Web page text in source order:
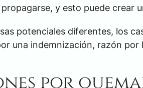
y esto puede crear
potenciales diferentes, los
una indemnización, razón
por